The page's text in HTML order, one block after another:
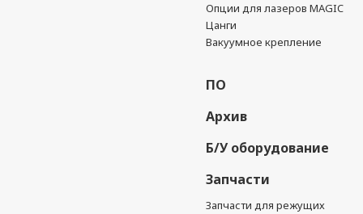
Опции для лазеров MAGIC
Цанги
Вакуумное крепление
ПО
Архив
Б/У оборудование
Запчасти
Запчасти для режущих